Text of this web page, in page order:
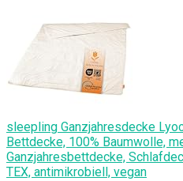
sleepling Ganzjahresdecke
Bettdecke, 100% Baumwolle,
Ganzjahresbettdecke,
TEX, antimikrobiell, vegan